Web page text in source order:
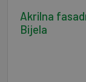
Akrilna
Bijela